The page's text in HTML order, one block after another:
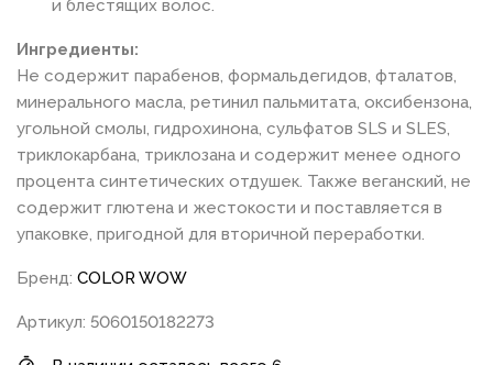
и блестящих волос.
Ингредиенты:
Не содержит парабенов, формальдегидов, фталатов,
минерального масла, ретинил пальмитата, оксибензона,
угольной смолы, гидрохинона, сульфатов SLS и SLES,
триклокарбана, триклозана и содержит менее одного
процента синтетических отдушек. Также веганский, не
содержит глютена и жестокости и поставляется в
упаковке, пригодной для вторичной переработки.
Бренд: COLOR WOW
Артикул: 5060150182273